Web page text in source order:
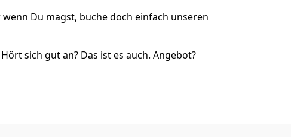
Du magst, buche doch einfach unseren
sich gut an? Das ist es auch. Angebot?